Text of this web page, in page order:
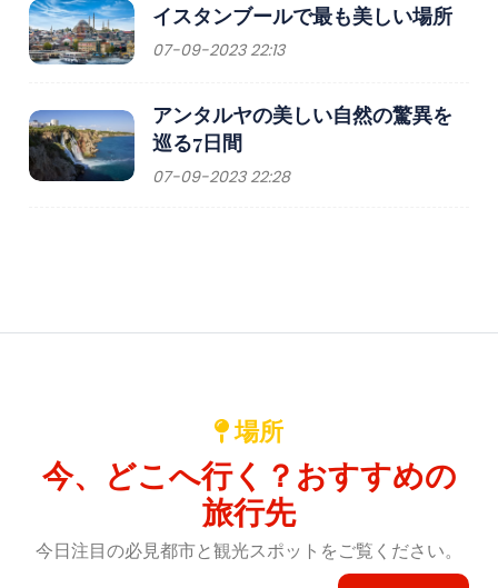
イスタンブールで最も美しい場所
07-09-2023 22:13
アンタルヤの美しい自然の驚異を
巡る7日間
07-09-2023 22:28
場所
今、どこへ行く？おすすめの
旅行先
今日注目の必見都市と観光スポットをご覧ください。